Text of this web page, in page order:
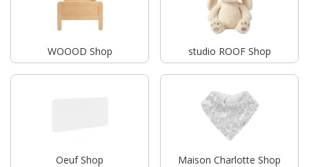
WOOOD Shop studio ROOF Shop
Oeuf Shop Maison Charlotte Shop